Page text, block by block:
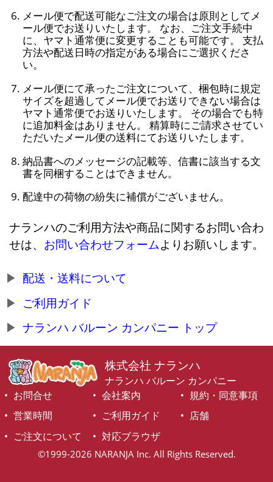
メール便で配送可能なご注文の場合は原則としてメ
ール便でお送りいたします。 なお、ご注文手続中
に、ヤマト通常便に変更することも可能です。 支払
方法や配送日時の指定がある場合にご選択くださ
い。
メール便にて承ったご注文について、梱包時に規定
サイズを超過してメール便でお送りできない場合は
ヤマト通常便でお送りいたします。 その場合でも特
に追加料金はありません。 精算時にご請求させてい
ただいたメール便の送料にてお送りいたします。
納品書へのメッセージの記載等、信書に該当する文
書を同梱することはできません。
配達中の荷物の紛失に補償がございません。
ナランハのご利用方法や商品に関するお問い合わ
せは、 お問い合わせフォームよりお願いします。
配送・送料について
ご利用ガイド
ナランハ バルーン カンパニー トップ
株式会社 ナランハ
ナランハ バルーン カンパニー
お問合せ
会社案内
規約・同意事項
営業時間
ご利用ガイド
店舗
ご注文について
対応ブラウザ
©1999-2026 NARANJA Inc. All Rights Reserved.